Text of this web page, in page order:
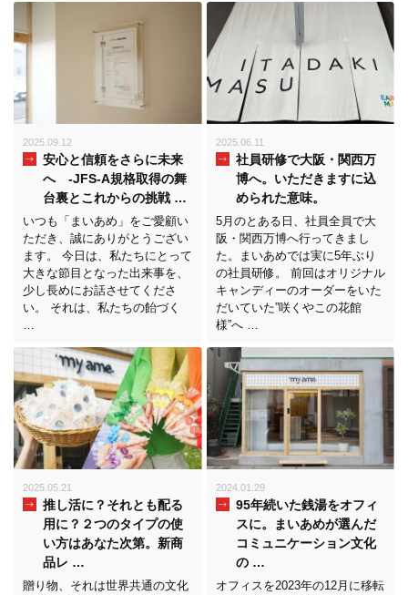
2025.09.12
安心と信頼をさらに未来
へ -JFS-A規格取得の舞
台裏とこれからの挑戦 …
いつも「まいあめ」をご愛顧い
ただき、誠にありがとうござい
ます。 今日は、私たちにとって
大きな節目となった出来事を、
少し長めにお話させてくださ
い。 それは、私たちの飴づく
…
2025.06.11
社員研修で大阪・関西万
博へ。いただきますに込
められた意味。
5月のとある日、社員全員で大
阪・関西万博へ行ってきまし
た。まいあめでは実に5年ぶり
の社員研修。 前回はオリジナル
キャンディーのオーダーをいた
だいていた”咲くやこの花館
様”へ …
2025.05.21
推し活に？それとも配る
用に？２つのタイプの使
い方はあなた次第。新商
品レ …
贈り物、それは世界共通の文化
2024.01.29
95年続いた銭湯をオフィ
スに。まいあめが選んだ
コミュニケーション文化
の …
オフィスを2023年の12月に移転